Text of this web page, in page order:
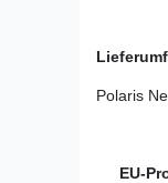
Polaris
EU-